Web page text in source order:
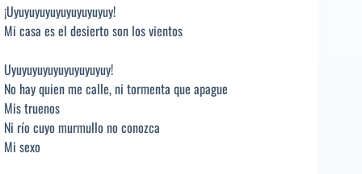
¡Uyuyuyuyuyuyuyuyuyuy!
Mi casa es el desierto son los vientos
Uyuyuyuyuyuyuyuyuyuy!
No hay quien me calle, ni tormenta que apague
Mis truenos
Ni río cuyo murmullo no conozca
Mi sexo